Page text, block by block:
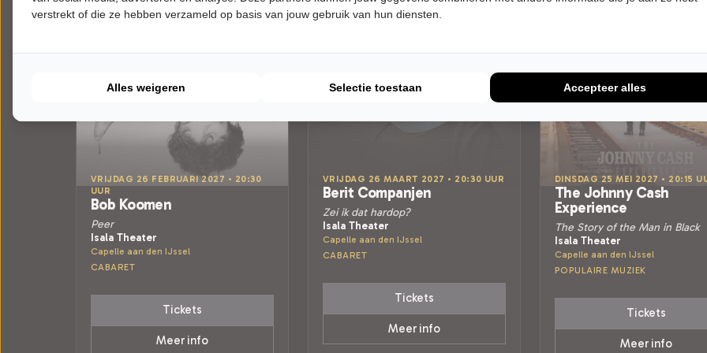
VRIJDAG 26 FEBRUARI 2027 • 20:30
UUR
Bob Koomen
Peer
Isala Theater
Capelle aan den IJssel
CABARET
Tickets
Meer info
VRIJDAG 26 MAART 2027 • 20:30 UUR
Berit Companjen
Zei ik dat hardop?
Isala Theater
Capelle aan den IJssel
CABARET
Tickets
Meer info
DINSDAG 25 MEI 2027 • 20:15
The Johnny Cash
Experience
The Story of the Man in Black
Isala Theater
Capelle aan den IJssel
POPULAIRE MUZIEK
Tickets
Meer info
verstrekt of die ze hebben verzameld op basis van jouw gebruik van hun diensten.
Alles weigeren Selectie toestaan Accepteer alles